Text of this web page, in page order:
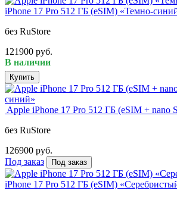
iPhone 17 Pro 512 ГБ (eSIM) «Темно-
без RuStore
121900 руб.
В наличии
Купить
Apple iPhone 17 Pro 512 ГБ (eSIM + nano
без RuStore
126900 руб.
Под заказ
Под заказ
iPhone 17 Pro 512 ГБ (eSIM)